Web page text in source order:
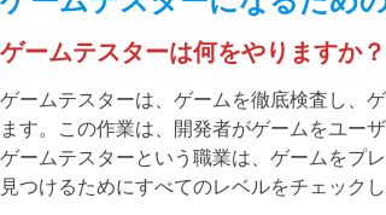
ゲームテスターは何をやりますか？
ゲームテスターは、ゲームを徹底検査し、
ます。この作業は、開発者がゲームをユー
ゲームテスターという職業は、ゲームをプ
見つけるためにすべてのレベルをチェック